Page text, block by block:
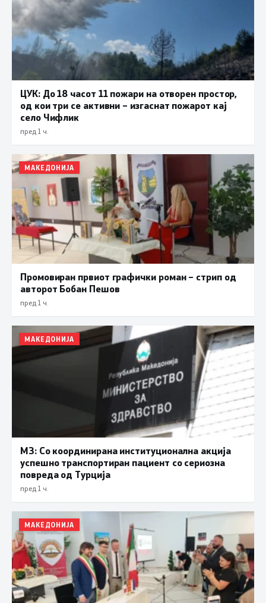
ЦУК: До 18 часот 11 пожари на отворен простор,
од кои три се активни – изгаснат пожарот кај
село Чифлик
пред 1 ч.
МАКЕДОНИЈА
Промовиран првиот графички роман – стрип од
авторот Бобан Пешов
пред 1 ч.
МАКЕДОНИЈА
МЗ: Со координирана институционална акција
успешно транспортиран пациент со сериозна
повреда од Турција
пред 1 ч.
МАКЕДОНИЈА